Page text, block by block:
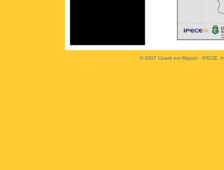
© 2007 Ceará em Mapas - IPECE.